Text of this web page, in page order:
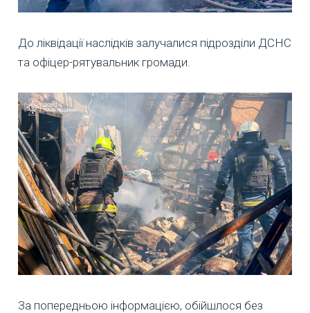
До ліквідації наслідків залучалися підрозділи ДСНС
та офіцер-рятувальник громади.
За попередньою інформацією, обійшлося без